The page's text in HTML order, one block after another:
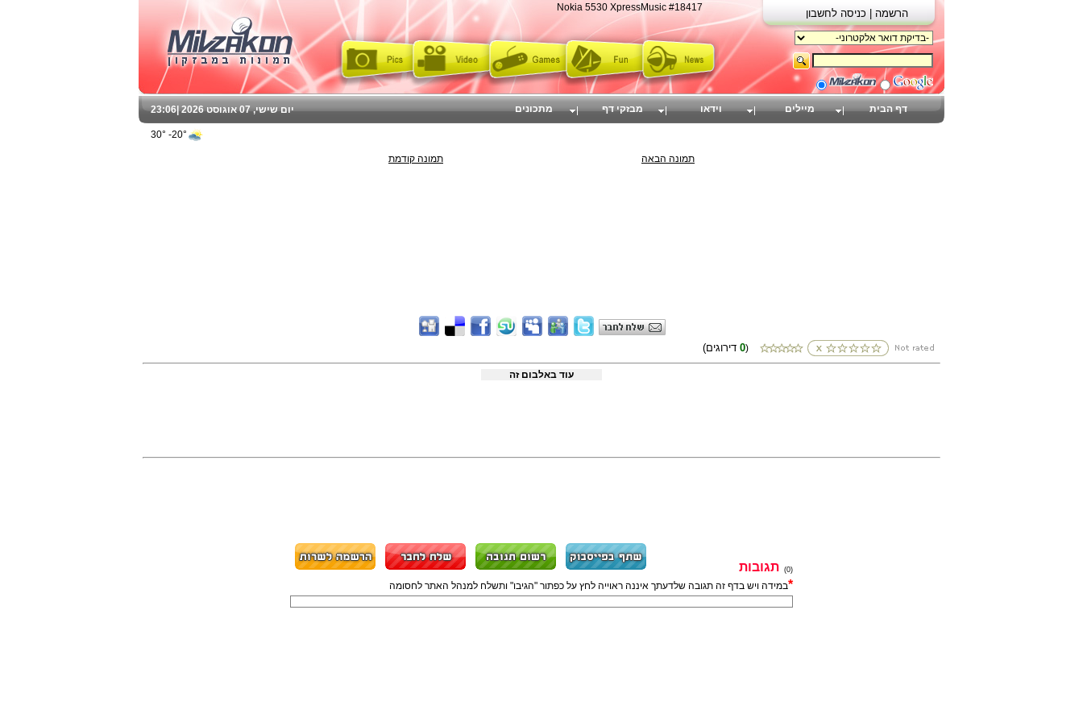
Nokia 5530 XpressMusic #18417
תמונה קודמת תמונה הבאה
0)
עוד באלבום זה
(0)
תגובות
*במידה ויש בדף זה תגובה שלדעתך איננה ראוייה לחץ על כפתור "הגיבו" ותשלח למנהל האתר לחסומה
23:06 יום שישי, 07 אוגוסט 2026 | דף הבית מיילים וידאו מבזקי דף מתכונים
20°- 30°
הרשמה | כניסה לחשבון